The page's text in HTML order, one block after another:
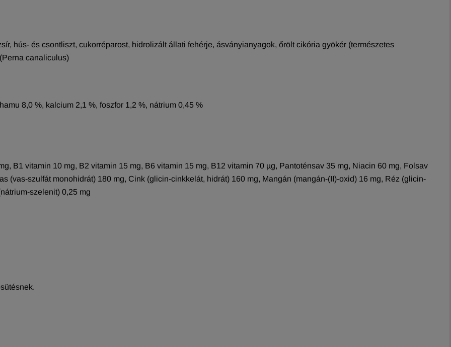
hús- és csontliszt, cukorréparost, hidrolizált állati fehérje, ásványianyagok, őrölt cikória gyökér (természetes
canaliculus)
8,0 %, kalcium 2,1 %, foszfor 1,2 %, nátrium 0,45 %
B1 vitamin 10 mg, B2 vitamin 15 mg, B6 vitamin 15 mg, B12 vitamin 70 µg, Pantoténsav 35 mg, Niacin 60 mg, Folsav
(vas-szulfát monohidrát) 180 mg, Cink (glicin-cinkkelát, hidrát) 160 mg, Mangán (mangán-(II)-oxid) 16 mg, Réz (glicin-
szelenit) 0,25 mg